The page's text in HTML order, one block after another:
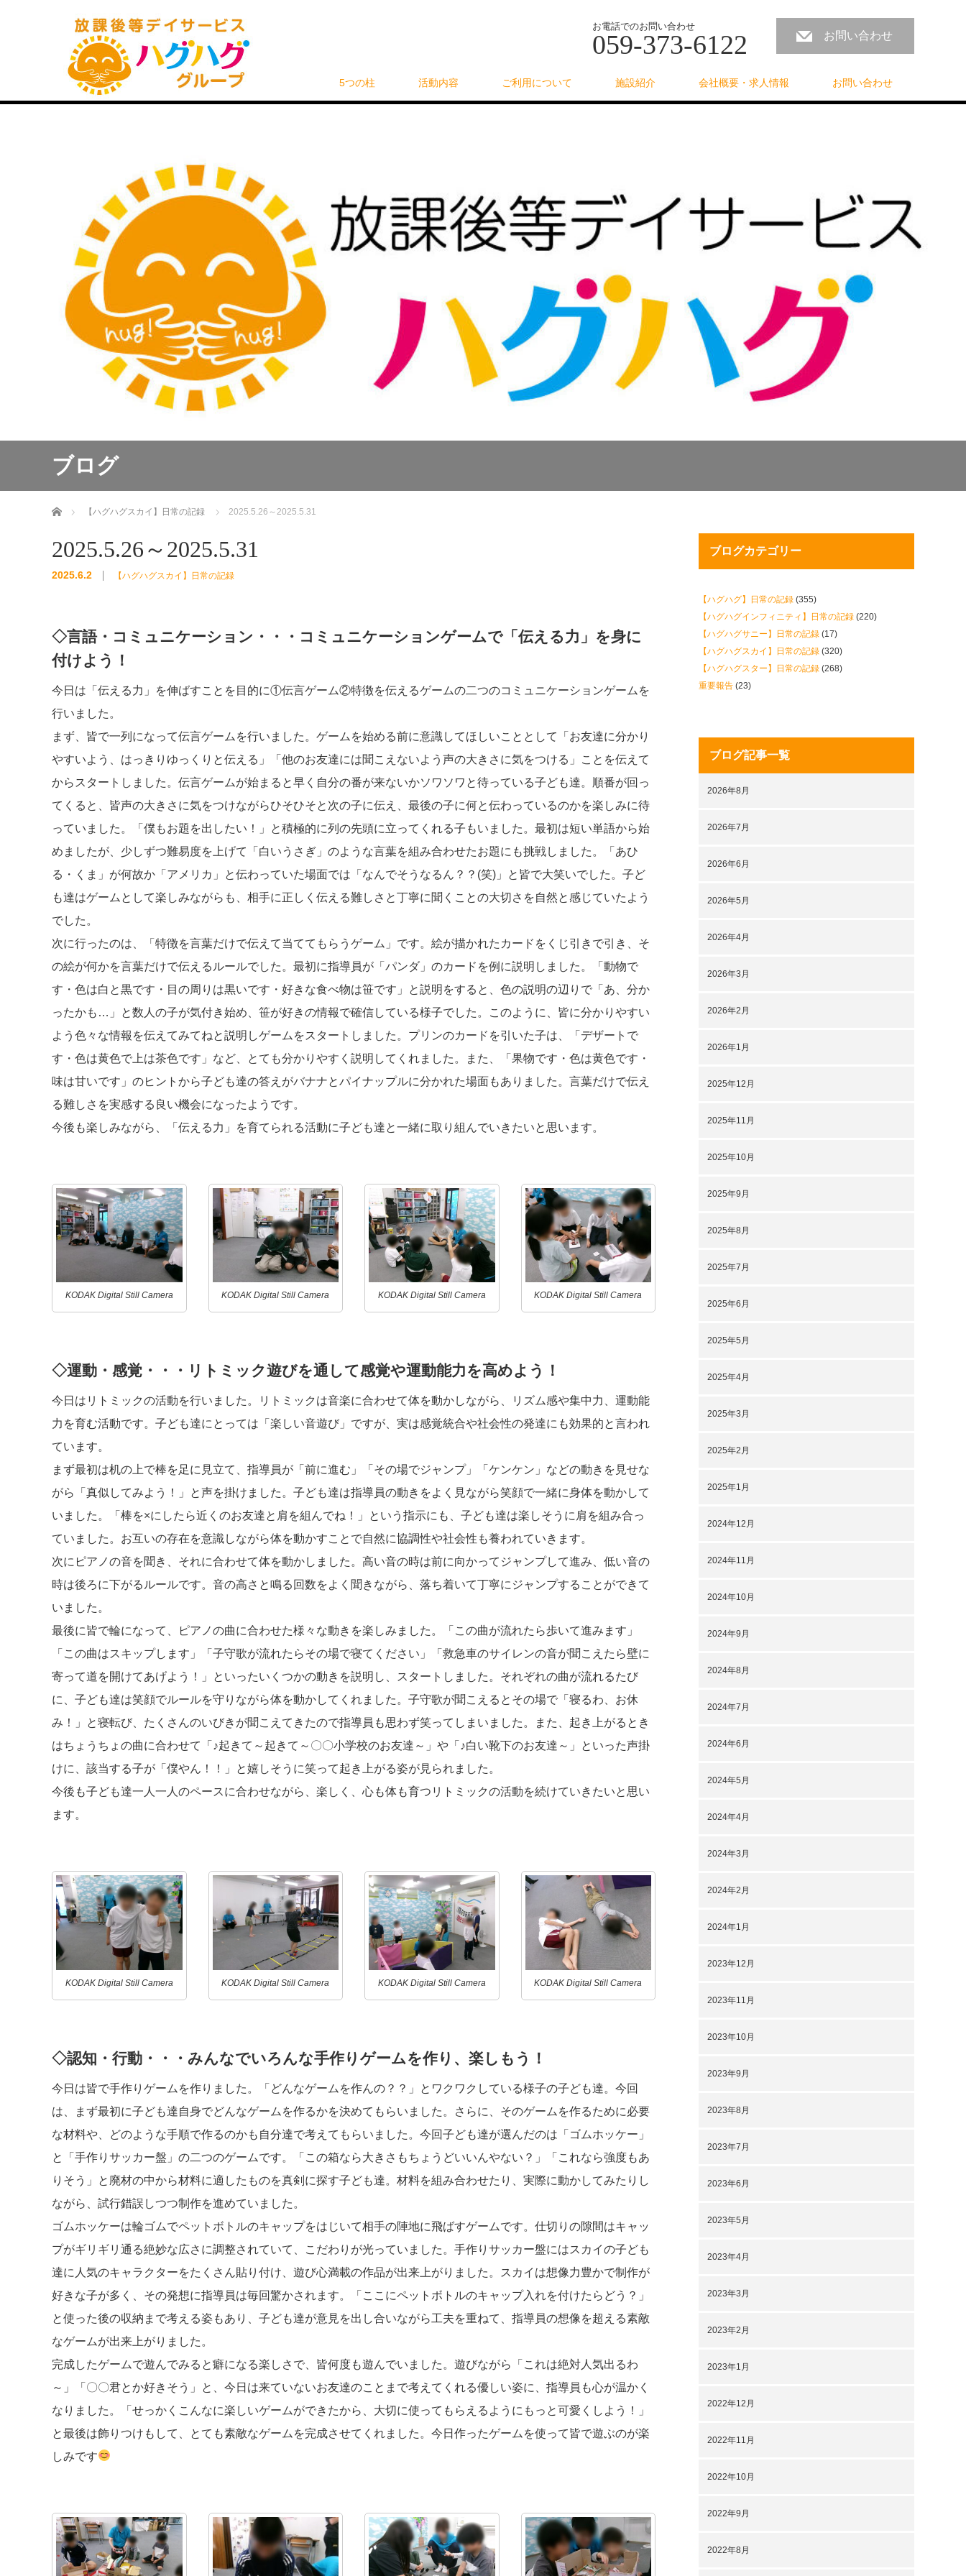
お電話でのお問い合わせ
059-373-6122 お問い合わせ
5つの柱 活動内容 ご利用について 施設紹介 会社概要・求人情報 お問い合わせ
ブログ
ホーム 【ハグハグスカイ】日常の記録 2025.5.26～2025.5.31
2025.5.26～2025.5.31
2025.6.2 【ハグハグスカイ】日常の記録
◇言語・コミュニケーション・・・コミュニケーションゲームで「伝える力」を身に
付けよう！
今日は「伝える力」を伸ばすことを目的に①伝言ゲーム②特徴を伝えるゲームの二つのコミュニケーションゲームを
行いました。
まず、皆で一列になって伝言ゲームを行いました。ゲームを始める前に意識してほしいこととして「お友達に分かり
やすいよう、はっきりゆっくりと伝える」「他のお友達には聞こえないよう声の大きさに気をつける」ことを伝えて
からスタートしました。伝言ゲームが始まると早く自分の番が来ないかソワソワと待っている子ども達。順番が回っ
てくると、皆声の大きさに気をつけながらひそひそと次の子に伝え、最後の子に何と伝わっているのかを楽しみに待
っていました。「僕もお題を出したい！」と積極的に列の先頭に立ってくれる子もいました。最初は短い単語から始
めましたが、少しずつ難易度を上げて「白いうさぎ」のような言葉を組み合わせたお題にも挑戦しました。「あひ
る・くま」が何故か「アメリカ」と伝わっていた場面では「なんでそうなるん？？(笑)」と皆で大笑いでした。子ど
も達はゲームとして楽しみながらも、相手に正しく伝える難しさと丁寧に聞くことの大切さを自然と感じていたよう
でした。
次に行ったのは、「特徴を言葉だけで伝えて当ててもらうゲーム」です。絵が描かれたカードをくじ引きで引き、そ
の絵が何かを言葉だけで伝えるルールでした。最初に指導員が「パンダ」のカードを例に説明しました。「動物で
す・色は白と黒です・目の周りは黒いです・好きな食べ物は笹です」と説明をすると、色の説明の辺りで「あ、分か
ったかも…」と数人の子が気付き始め、笹が好きの情報で確信している様子でした。このように、皆に分かりやすい
よう色々な情報を伝えてみてねと説明しゲームをスタートしました。プリンのカードを引いた子は、「デザートで
す・色は黄色で上は茶色です」など、とても分かりやすく説明してくれました。また、「果物です・色は黄色です・
味は甘いです」のヒントから子ども達の答えがバナナとパイナップルに分かれた場面もありました。言葉だけで伝え
る難しさを実感する良い機会になったようです。
今後も楽しみながら、「伝える力」を育てられる活動に子ども達と一緒に取り組んでいきたいと思います。
KODAK Digital Still Camera KODAK Digital Still Camera KODAK Digital Still Camera KODAK Digital Still Camera
◇運動・感覚・・・リトミック遊びを通して感覚や運動能力を高めよう！
今日はリトミックの活動を行いました。リトミックは音楽に合わせて体を動かしながら、リズム感や集中力、運動能
力を育む活動です。子ども達にとっては「楽しい音遊び」ですが、実は感覚統合や社会性の発達にも効果的と言われ
ています。
まず最初は机の上で棒を足に見立て、指導員が「前に進む」「その場でジャンプ」「ケンケン」などの動きを見せな
がら「真似してみよう！」と声を掛けました。子ども達は指導員の動きをよく見ながら笑顔で一緒に身体を動かして
いました。「棒を×にしたら近くのお友達と肩を組んでね！」という指示にも、子ども達は楽しそうに肩を組み合っ
ていました。お互いの存在を意識しながら体を動かすことで自然に協調性や社会性も養われていきます。
次にピアノの音を聞き、それに合わせて体を動かしました。高い音の時は前に向かってジャンプして進み、低い音の
時は後ろに下がるルールです。音の高さと鳴る回数をよく聞きながら、落ち着いて丁寧にジャンプすることができて
いました。
最後に皆で輪になって、ピアノの曲に合わせた様々な動きを楽しみました。「この曲が流れたら歩いて進みます」
「この曲はスキップします」「子守歌が流れたらその場で寝てください」「救急車のサイレンの音が聞こえたら壁に
寄って道を開けてあげよう！」といったいくつかの動きを説明し、スタートしました。それぞれの曲が流れるたび
に、子ども達は笑顔でルールを守りながら体を動かしてくれました。子守歌が聞こえるとその場で「寝るわ、お休
み！」と寝転び、たくさんのいびきが聞こえてきたので指導員も思わず笑ってしまいました。また、起き上がるとき
はちょうちょの曲に合わせて「♪起きて～起きて～〇〇小学校のお友達～」や「♪白い靴下のお友達～」といった声掛
けに、該当する子が「僕やん！！」と嬉しそうに笑って起き上がる姿が見られました。
今後も子ども達一人一人のペースに合わせながら、楽しく、心も体も育つリトミックの活動を続けていきたいと思い
ます。
KODAK Digital Still Camera KODAK Digital Still Camera KODAK Digital Still Camera KODAK Digital Still Camera
◇認知・行動・・・みんなでいろんな手作りゲームを作り、楽しもう！
今日は皆で手作りゲームを作りました。「どんなゲームを作んの？？」とワクワクしている様子の子ども達。今回
は、まず最初に子ども達自身でどんなゲームを作るかを決めてもらいました。さらに、そのゲームを作るために必要
な材料や、どのような手順で作るのかも自分達で考えてもらいました。今回子ども達が選んだのは「ゴムホッケー」
と「手作りサッカー盤」の二つのゲームです。「この箱なら大きさもちょうどいいんやない？」「これなら強度もあ
りそう」と廃材の中から材料に適したものを真剣に探す子ども達。材料を組み合わせたり、実際に動かしてみたりし
ながら、試行錯誤しつつ制作を進めていました。
ゴムホッケーは輪ゴムでペットボトルのキャップをはじいて相手の陣地に飛ばすゲームです。仕切りの隙間はキャッ
プがギリギリ通る絶妙な広さに調整されていて、こだわりが光っていました。手作りサッカー盤にはスカイの子ども
達に人気のキャラクターをたくさん貼り付け、遊び心満載の作品が出来上がりました。スカイは想像力豊かで制作が
好きな子が多く、その発想に指導員は毎回驚かされます。「ここにペットボトルのキャップ入れを付けたらどう？」
と使った後の収納まで考える姿もあり、子ども達が意見を出し合いながら工夫を重ねて、指導員の想像を超える素敵
なゲームが出来上がりました。
完成したゲームで遊んでみると癖になる楽しさで、皆何度も遊んでいました。遊びながら「これは絶対人気出るわ
～」「〇〇君とか好きそう」と、今日は来ていないお友達のことまで考えてくれる優しい姿に、指導員も心が温かく
なりました。「せっかくこんなに楽しいゲームができたから、大切に使ってもらえるようにもっと可愛くしよう！」
と最後は飾りつけもして、とても素敵なゲームを完成させてくれました。今日作ったゲームを使って皆で遊ぶのが楽
しみです
ブログカテゴリー
【ハグハグ】日常の記録 (355)
【ハグハグインフィニティ】日常の記録 (220)
【ハグハグサニー】日常の記録 (17)
【ハグハグスカイ】日常の記録 (320)
【ハグハグスター】日常の記録 (268)
重要報告 (23)
ブログ記事一覧
2026年8月
2026年7月
2026年6月
2026年5月
2026年4月
2026年3月
2026年2月
2026年1月
2025年12月
2025年11月
2025年10月
2025年9月
2025年8月
2025年7月
2025年6月
2025年5月
2025年4月
2025年3月
2025年2月
2025年1月
2024年12月
2024年11月
2024年10月
2024年9月
2024年8月
2024年7月
2024年6月
2024年5月
2024年4月
2024年3月
2024年2月
2024年1月
2023年12月
2023年11月
2023年10月
2023年9月
2023年8月
2023年7月
2023年6月
2023年5月
2023年4月
2023年3月
2023年2月
2023年1月
2022年12月
2022年11月
2022年10月
2022年9月
2022年8月